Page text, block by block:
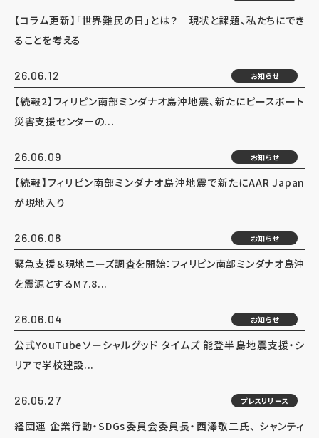
【コラム更新】「世界難民の日」とは？ 現状と課題、私たちにでき
ることを考える
26.06.12 お知らせ
【続報2】フィリピン南部ミンダナオ島沖地震、新たにピースボート
災害支援センターの...
26.06.09 お知らせ
【続報】フィリピン南部ミンダナオ島沖地震で新たにAAR Japan
が現地入り
26.06.08 お知らせ
緊急支援＆現地ニーズ調査を開始：フィリピン南部ミンダナオ島沖
を震源とするM7.8...
26.06.04 お知らせ
公式YouTubeソーシャルグッド タイムズ 能登半島地震支援・シ
リアで学校建設...
26.05.27 プレスリリース
経団連 企業行動・SDGs委員会委員長・西澤敬二氏、 シャンティ